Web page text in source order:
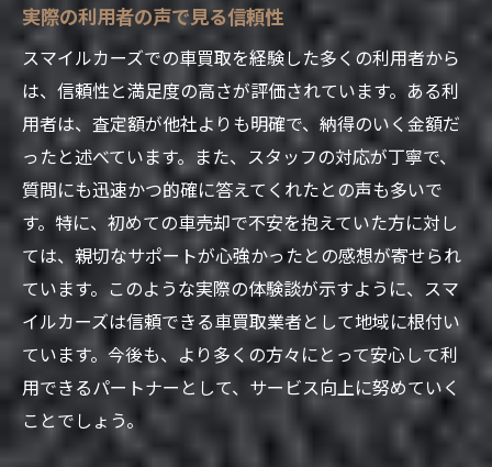
実際の利用者の声で見る信頼性
スマイルカーズでの車買取を経験した多くの利用者から
は、信頼性と満足度の高さが評価されています。ある利
用者は、査定額が他社よりも明確で、納得のいく金額だ
ったと述べています。また、スタッフの対応が丁寧で、
質問にも迅速かつ的確に答えてくれたとの声も多いで
す。特に、初めての車売却で不安を抱えていた方に対し
ては、親切なサポートが心強かったとの感想が寄せられ
ています。このような実際の体験談が示すように、スマ
イルカーズは信頼できる車買取業者として地域に根付い
ています。今後も、より多くの方々にとって安心して利
用できるパートナーとして、サービス向上に努めていく
ことでしょう。